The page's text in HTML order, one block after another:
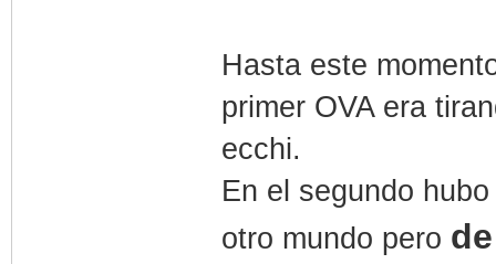
Hasta este
primer OVA era
ecchi.
En el segundo
otro mundo pero